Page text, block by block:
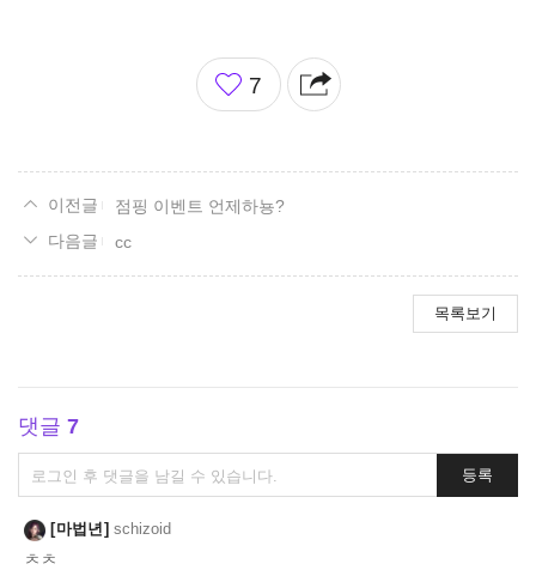
좋
아
7
점핑 이벤트 언제하뇽?
cc
목록보기
댓글 7
댓
글
쓰
기
등록
마법년 schizoid
ㅊㅊ